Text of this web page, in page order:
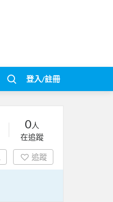
登入/註冊
0人
在追蹤
追蹤